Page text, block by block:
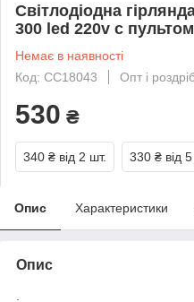
Світлодіодна
300 led 220v c
Немає в наявності
Код: CC18043
Опт і
530 ₴
340 ₴ від 2 шт. 330 ₴ від
Опис Характеристики
Опис